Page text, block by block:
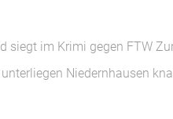
siegt im Krimi gegen FTW
Niedernhausen